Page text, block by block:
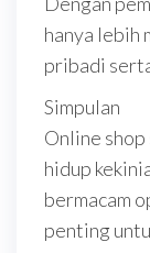
hanya lebih
pribadi
Simpulan
Online shop
hidup
bermacam
penting